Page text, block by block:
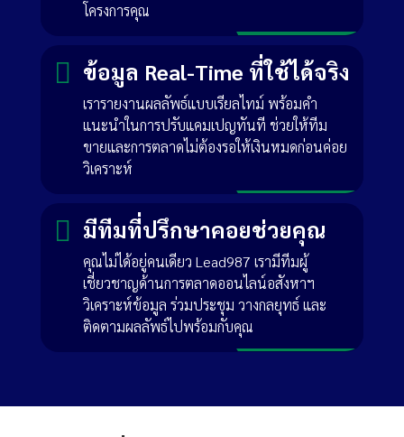
โครงการคุณ
 ข้อมูล Real-Time ที่ใช้ได้จริง
เรารายงานผลลัพธ์แบบเรียลไทม์ พร้อมคำ
แนะนำในการปรับแคมเปญทันที ช่วยให้ทีม
ขายและการตลาดไม่ต้องรอให้เงินหมดก่อนค่อย
วิเคราะห์
 มีทีมที่ปรึกษาคอยช่วยคุณ
คุณไม่ได้อยู่คนเดียว Lead987 เรามีทีมผู้
เชี่ยวชาญด้านการตลาดออนไลน์อสังหาฯ
วิเคราะห์ข้อมูล ร่วมประชุม วางกลยุทธ์ และ
ติดตามผลลัพธ์ไปพร้อมกับคุณ